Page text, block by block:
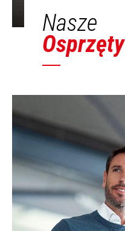
Nasze
Osprzęty